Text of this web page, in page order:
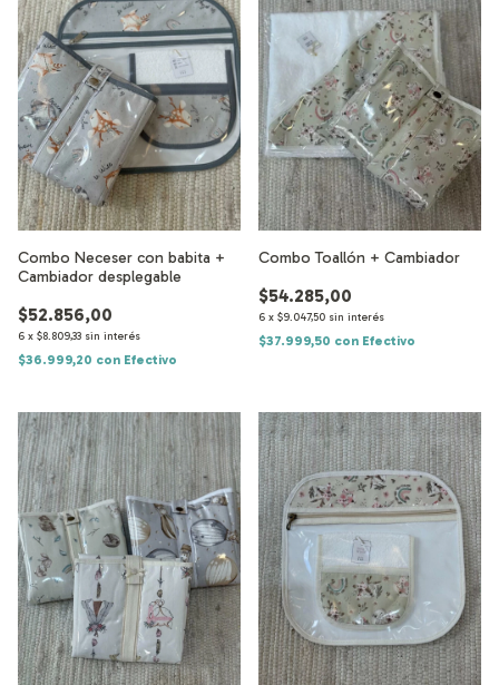
Combo Neceser con babita +
Cambiador desplegable
$52.856,00
6 x $8.809,33 sin interés
$36.999,20 con Efectivo
Combo Toallón + Cambiador
$54.285,00
6 x $9.047,50 sin interés
$37.999,50 con Efectivo